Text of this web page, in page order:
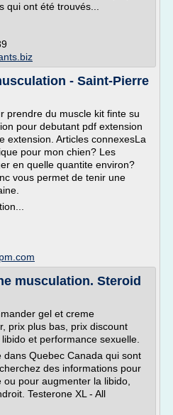
ont été trouvés...
- Saint-Pierre
prendre du muscle kit finte su
pour debutant pdf extension
extension. Articles connexesLa
pour mon chien? Les
en quelle quantite environ?
vous permet de tenir une
musculation. Steroid
gel et creme
prix plus bas, prix discount
et performance sexuelle.
Quebec Canada qui sont
des informations pour
pour augmenter la libido,
Testerone XL - All